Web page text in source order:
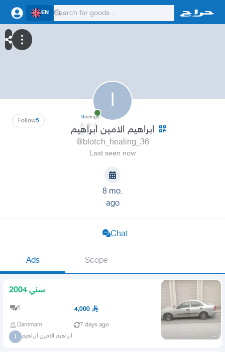
EN
ا
5
Follow 0ratings
ابراهيم الامين ابراهيم
@blotch_healing_36
Last seen now
8 mo.
ago
Chat
Ads Scope
سني 2004
6 4,000
Dammam 7 days ago
ا ابراهيم الامين ابراهيم